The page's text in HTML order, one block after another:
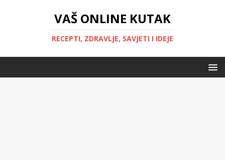
VAŠ ONLINE KUTAK
RECEPTI, ZDRAVLJE, SAVJETI I IDEJE